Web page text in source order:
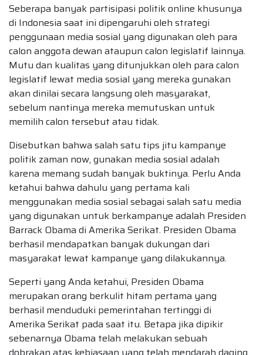
Seberapa banyak partisipasi politik online khusunya
di Indonesia saat ini dipengaruhi oleh strategi
penggunaan media sosial yang digunakan oleh para
calon anggota dewan ataupun calon legislatif lainnya.
Mutu dan kualitas yang ditunjukkan oleh para calon
legislatif lewat media sosial yang mereka gunakan
akan dinilai secara langsung oleh masyarakat,
sebelum nantinya mereka memutuskan untuk
memilih calon tersebut atau tidak.
Disebutkan bahwa salah satu tips jitu kampanye
politik zaman now, gunakan media sosial adalah
karena memang sudah banyak buktinya. Perlu Anda
ketahui bahwa dahulu yang pertama kali
menggunakan media sosial sebagai salah satu media
yang digunakan untuk berkampanye adalah Presiden
Barrack Obama di Amerika Serikat. Presiden Obama
berhasil mendapatkan banyak dukungan dari
masyarakat lewat kampanye yang dilakukannya.
Seperti yang Anda ketahui, Presiden Obama
merupakan orang berkulit hitam pertama yang
berhasil menduduki pemerintahan tertinggi di
Amerika Serikat pada saat itu. Betapa jika dipikir
sebenarnya Obama telah melakukan sebuah